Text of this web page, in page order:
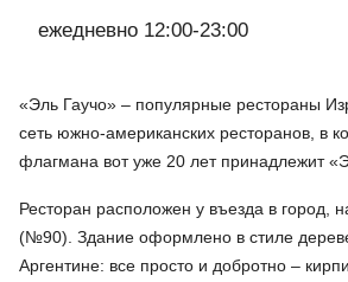
ежедневно 12:00-23:00
«Эль Гаучо» – популярные рестораны
сеть южно-американских ресторанов, в
флагмана вот уже 20 лет принадлежит
Ресторан расположен у въезда в город,
(№90). Здание оформлено в стиле
Аргентине: все просто и добротно –